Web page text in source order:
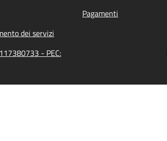
Pagamenti
dei servizi
- PEC: